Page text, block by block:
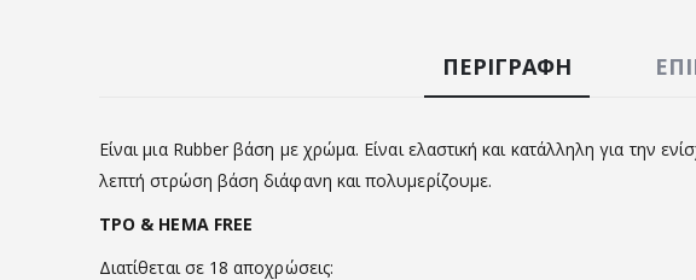
ΠΕΡΙΓΡΑΦΉ
Είναι μια Rubber βάση με χρώμα. Είναι ελαστική και κατάλληλη για την
λεπτή στρώση βάση διάφανη και πολυμερίζουμε.
ΤΡΟ & ΗΕΜΑ FREE
Διατίθεται σε 18 αποχρώσεις: